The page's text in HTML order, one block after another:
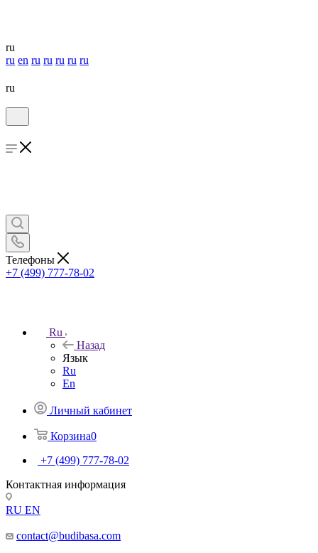
ru
ru en ru ru ru ru ru
ru
Телефоны
+7 (499) 777-78-02
Ru
Назад
Язык
Ru
En
Личный кабинет
Корзина0
+7 (499) 777-78-02
Контактная информация
RU EN
contact@budibasa.com